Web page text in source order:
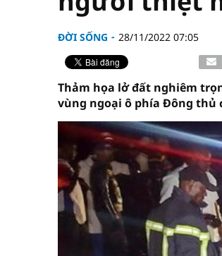
ĐỜI SỐNG 28/11/2022 07:05
Thảm họa lở đất nghiêm
vùng ngoại ô phía Đông thủ